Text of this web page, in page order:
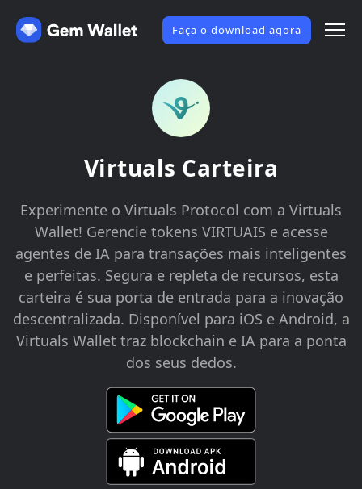
Faça o download agora
Virtuals Carteira
Experimente o Virtuals Protocol com a Virtuals
Wallet! Gerencie tokens VIRTUAIS e acesse
agentes de IA para transações mais inteligentes
e perfeitas. Segura e repleta de recursos, esta
carteira é sua porta de entrada para a inovação
descentralizada. Disponível para iOS e Android, a
Virtuals Wallet traz blockchain e IA para a ponta
dos seus dedos.